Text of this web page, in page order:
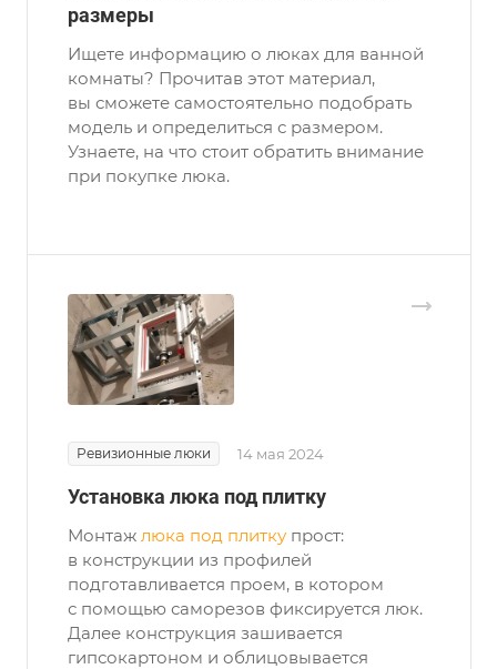
размеры
Ищете информацию о люках для ванной
комнаты? Прочитав этот материал,
вы сможете самостоятельно подобрать
модель и определиться с размером.
Узнаете, на что стоит обратить внимание
при покупке люка.
Ревизионные люки 14 мая 2024
Установка люка под плитку
Монтаж люка под плитку прост:
в конструкции из профилей
подготавливается проем, в котором
с помощью саморезов фиксируется люк.
Далее конструкция зашивается
гипсокартоном и облицовывается